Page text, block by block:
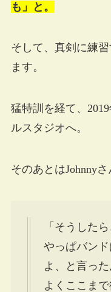
も」と。
そして、真剣に練
ます。
猛特訓を経て、
ルスタジオへ。
そのあとはJohnny
「そうした
やっぱバン
よ、と言っ
よくここま